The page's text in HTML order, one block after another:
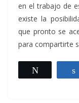
en el trabajo de
existe la
que pronto se
para compartirte